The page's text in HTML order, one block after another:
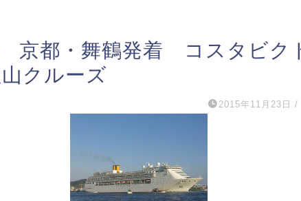
京都・舞鶴発着 コスタビク
山クルーズ
2015年11月23日 /